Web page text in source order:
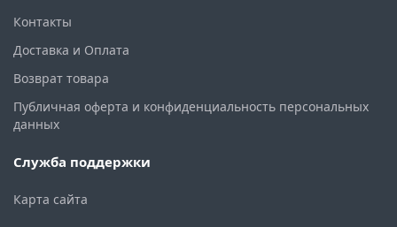
Контакты
Доставка и Оплата
Возврат товара
Публичная оферта и конфиденциальность персональных
данных
Служба поддержки
Карта сайта